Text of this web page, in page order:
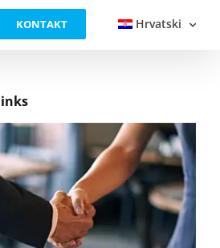
KONTAKT Hrvatski